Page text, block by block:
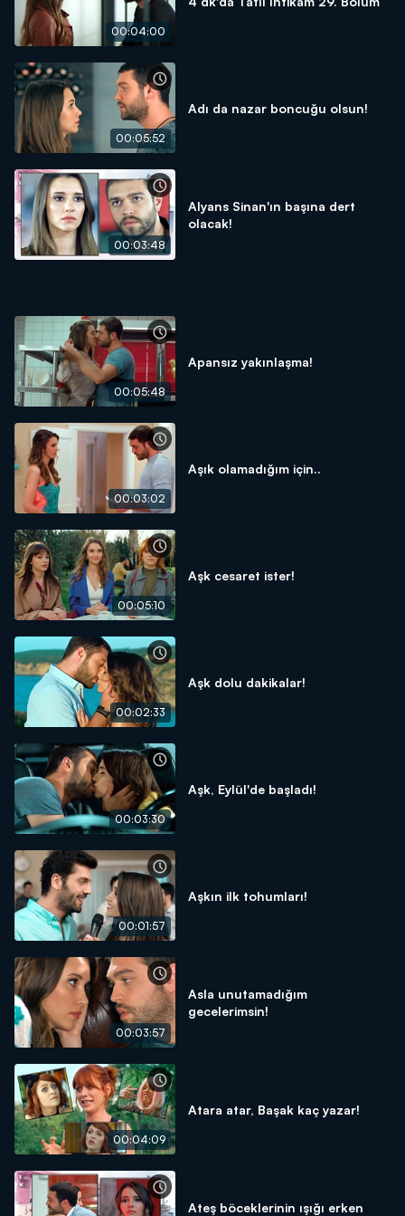
00:04:00
00:05:52
Adı da nazar boncuğu olsun!
00:03:48
Alyans Sinan'ın başına dert
olacak!
00:05:48
Apansız yakınlaşma!
00:03:02
Aşık olamadığım için..
00:05:10
Aşk cesaret ister!
00:02:33
Aşk dolu dakikalar!
00:03:30
Aşk, Eylül'de başladı!
00:01:57
Aşkın ilk tohumları!
00:03:57
Asla unutamadığım
gecelerimsin!
00:04:09
Atara atar, Başak kaç yazar!
Ateş böceklerinin ışığı erken